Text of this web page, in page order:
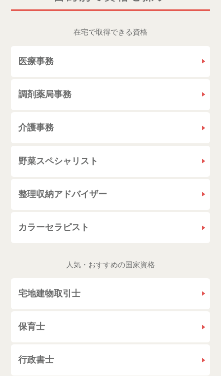
在宅で取得できる資格
医療事務
調剤薬局事務
介護事務
野菜スペシャリスト
整理収納アドバイザー
カラーセラピスト
人気・おすすめの国家資格
宅地建物取引士
保育士
行政書士